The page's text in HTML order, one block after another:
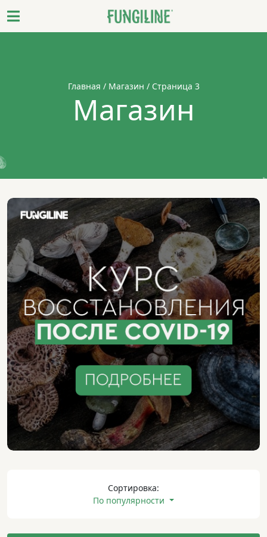
Главная / Магазин / Страница 3
Магазин
Сортировка:
По популярности